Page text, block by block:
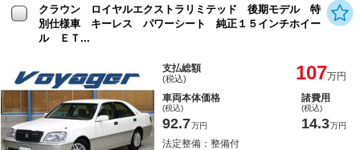
クラウン ロイヤルエクストラリミテッド 後期モデル 特
別仕様車 キーレス パワーシート 純正１５インチホイー
ル ＥＴ...
支払総額
(税込) 107万円
車両本体価格
(税込)
92.7万円
諸費用
(税込)
14.3万円
法定整備：整備付